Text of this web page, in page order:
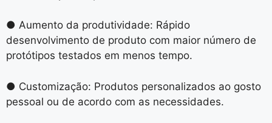
● Aumento da produtividade: Rápido
desenvolvimento de produto com maior número de
protótipos testados em menos tempo.
● Customização: Produtos personalizados ao gosto
pessoal ou de acordo com as necessidades.